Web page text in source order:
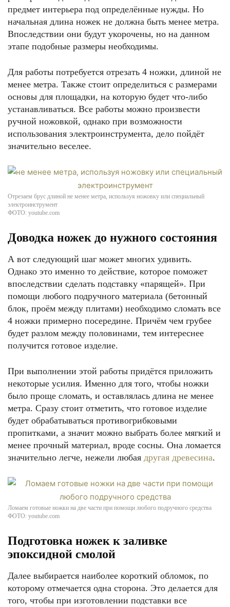
предмет интерьера под определённые нужды. Но
начальная длина ножек не должна быть менее метра.
Впоследствии они будут укорочены, но на данном
этапе подобные размеры необходимы.
Для работы потребуется отрезать 4 ножки, длиной не
менее метра. Также стоит определиться с размерами
основы для площадки, на которую будет что-либо
устанавливаться. Все работы можно произвести
ручной ножовкой, однако при возможности
использования электроинструмента, дело пойдёт
значительно веселее.
Отрезаем брус длиной не менее метра, используя ножовку или специальный
электроинструмент
ФОТО: youtube.com
Доводка ножек до нужного состояния
А вот следующий шаг может многих удивить.
Однако это именно то действие, которое поможет
впоследствии сделать подставку «парящей». При
помощи любого подручного материала (бетонный
блок, проём между плитами) необходимо сломать все
4 ножки примерно посередине. Причём чем грубее
будет разлом между половинами, тем интереснее
получится готовое изделие.
При выполнении этой работы придётся приложить
некоторые усилия. Именно для того, чтобы ножки
было проще сломать, и оставлялась длина не менее
метра. Сразу стоит отметить, что готовое изделие
будет обрабатываться противогрибковыми
пропитками, а значит можно выбрать более мягкий и
менее прочный материал, вроде сосны. Она ломается
значительно легче, нежели любая другая древесина.
Ломаем готовые ножки на две части при помощи любого подручного средства
ФОТО: youtube.com
Подготовка ножек к заливке
эпоксидной смолой
Далее выбирается наиболее короткий обломок, по
которому отмечается одна сторона. Это делается для
того, чтобы при изготовлении подставки все